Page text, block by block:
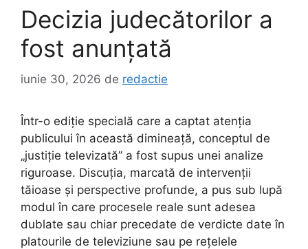
Decizia judecătorilor a
fost anunțată
iunie 30, 2026 de redactie
Într-o ediție specială care a captat atenția
publicului în această dimineață, conceptul de
„justiție televizată” a fost supus unei analize
riguroase. Discuția, marcată de intervenții
tăioase și perspective profunde, a pus sub lupă
modul în care procesele reale sunt adesea
dublate sau chiar precedate de verdicte date în
platourile de televiziune sau pe rețelele